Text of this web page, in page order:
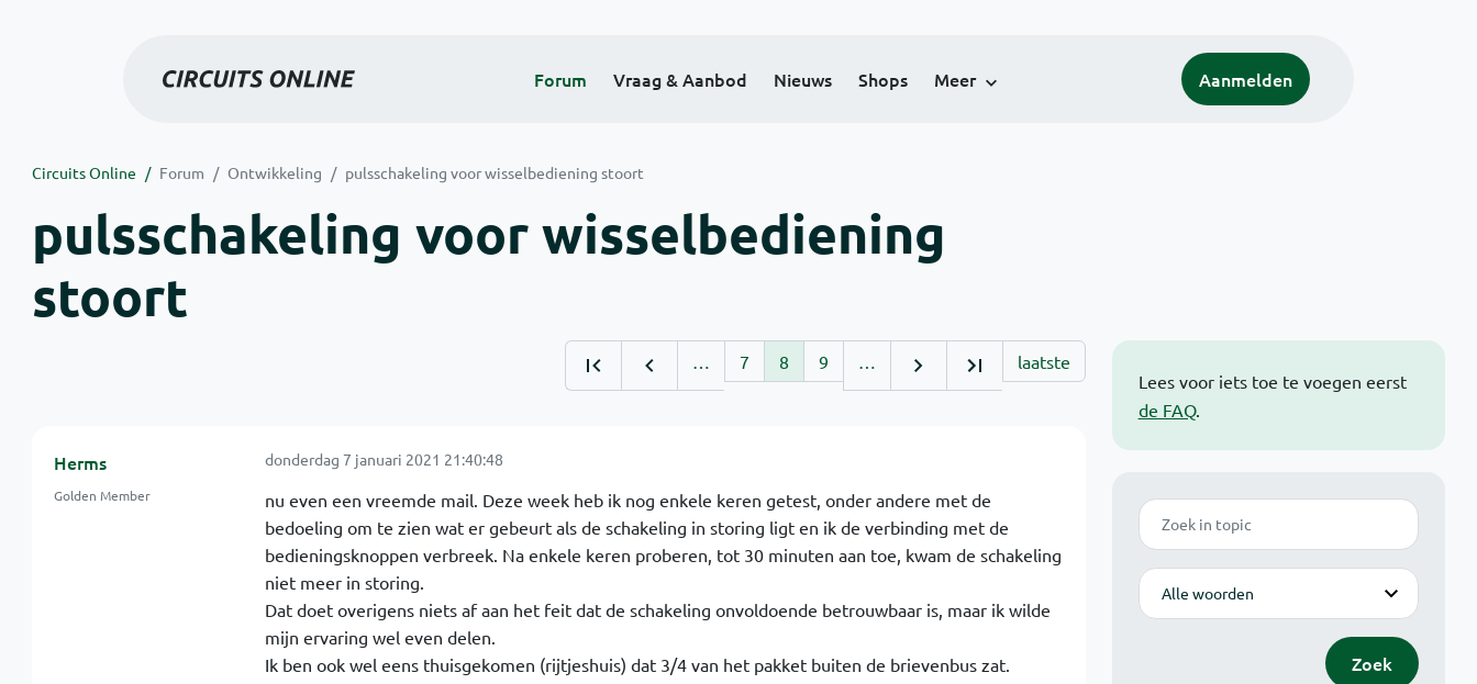
Forum Vraag & Aanbod Nieuws Shops Meer Aanmelden
Circuits Online Forum Ontwikkeling pulsschakeling voor wisselbediening stoort
pulsschakeling voor wisselbediening
stoort
Lees voor iets toe te voegen eerst
de FAQ.
Zoek
Modus
Zoek
… 7 8 9 … laatste
Herms
Golden Member
donderdag 7 januari 2021 21:40:48
nu even een vreemde mail. Deze week heb ik nog enkele keren getest, onder andere met de
bedoeling om te zien wat er gebeurt als de schakeling in storing ligt en ik de verbinding met de
bedieningsknoppen verbreek. Na enkele keren proberen, tot 30 minuten aan toe, kwam de schakeling
niet meer in storing.
Dat doet overigens niets af aan het feit dat de schakeling onvoldoende betrouwbaar is, maar ik wilde
mijn ervaring wel even delen.
Ik ben ook wel eens thuisgekomen (rijtjeshuis) dat 3/4 van het pakket buiten de brievenbus zat.